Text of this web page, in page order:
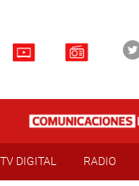
TV DIGITAL RADIO